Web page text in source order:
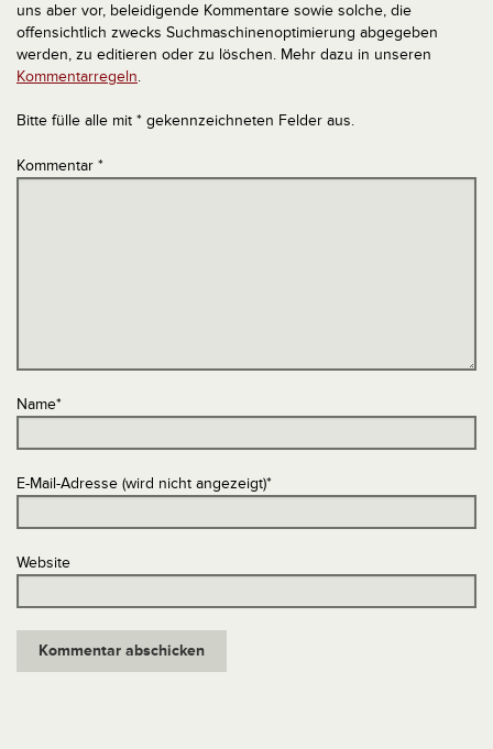
uns aber vor, beleidigende Kommentare sowie solche, die
offensichtlich zwecks Suchmaschinenoptimierung abgegeben
werden, zu editieren oder zu löschen. Mehr dazu in unseren
Kommentarregeln.
Bitte fülle alle mit * gekennzeichneten Felder aus.
Kommentar *
Name*
E-Mail-Adresse (wird nicht angezeigt)*
Website